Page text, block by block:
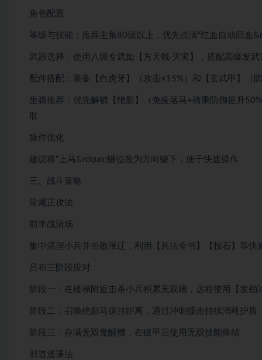
​角色配置
等级与技能：推荐主角80级以上，优先点满“红血自动回血
武器选择：使用八级专武如【方天戟·灭鸾】，搭配高爆发
配件搭配：装备【白虎牙】（攻击+15%）和【玄武甲】（
坐骑推荐：优先解锁【绝影】（免疫落马+骑乘防御提升
取
​操作优化
建议将“上马&rdquo;键位改为方向键下，便于快速操作
​三、战斗策略
​常规正攻法
​前半战清场
集中清理小兵并击败张辽，利用【兵法全书】【投石】等快
​吕布三阶段应对
阶段一：在楼梯附近击杀小兵积累无双槽，远程使用【发劲
阶段二：召唤绝影马保持距离，通过冲刺撞击持续消耗护
​阶段三：存满无双觉醒槽，在破甲后使用无双技能终结
​邪道逃课法